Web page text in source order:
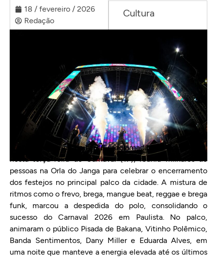
18 / fevereiro / 2026
Redação
Cultura
A quinta e última noite de programação do Polo Janga,
nesta terça-feira de Carnaval (17), reuniu milhares de
pessoas na Orla do Janga para celebrar o encerramento
dos festejos no principal palco da cidade. A mistura de
ritmos como o frevo, brega, mangue beat, reggae e brega
funk, marcou a despedida do polo, consolidando o
sucesso do Carnaval 2026 em Paulista. No palco,
animaram o público Pisada de Bakana, Vitinho Polêmico,
Banda Sentimentos, Dany Miller e Eduarda Alves, em
uma noite que manteve a energia elevada até os últimos